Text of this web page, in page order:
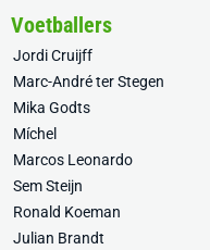
Voetballers
Jordi Cruijff
Marc-André ter Stegen
Mika Godts
Míchel
Marcos Leonardo
Sem Steijn
Ronald Koeman
Julian Brandt